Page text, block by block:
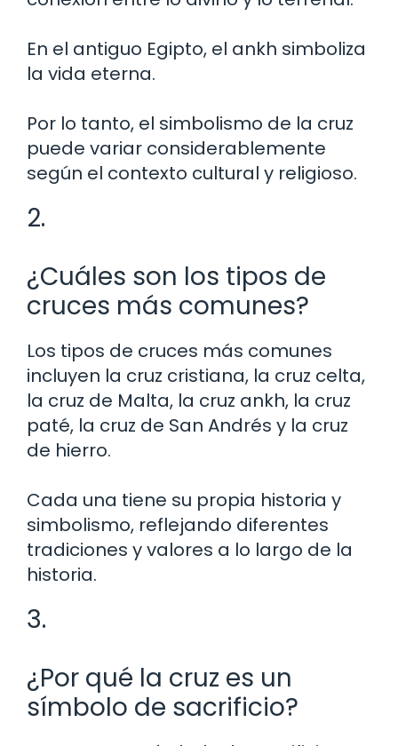
En el antiguo Egipto, el ankh simboliza
la vida eterna.
Por lo tanto, el simbolismo de la cruz
puede variar considerablemente
según el contexto cultural y religioso.
2.
¿Cuáles son los tipos de
cruces más comunes?
Los tipos de cruces más comunes
incluyen la cruz cristiana, la cruz celta,
la cruz de Malta, la cruz ankh, la cruz
paté, la cruz de San Andrés y la cruz
de hierro.
Cada una tiene su propia historia y
simbolismo, reflejando diferentes
tradiciones y valores a lo largo de la
historia.
3.
¿Por qué la cruz es un
símbolo de sacrificio?